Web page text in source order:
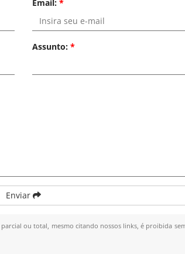
Email: *
Assunto: *
Enviar
ou total, mesmo citando nossos links, é proibida